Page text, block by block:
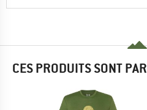
CES PRODUITS SONT